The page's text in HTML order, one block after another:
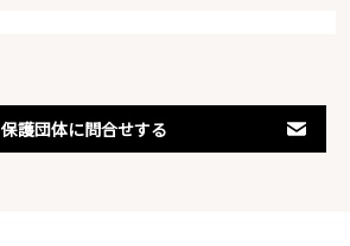
保護団体に問合せする